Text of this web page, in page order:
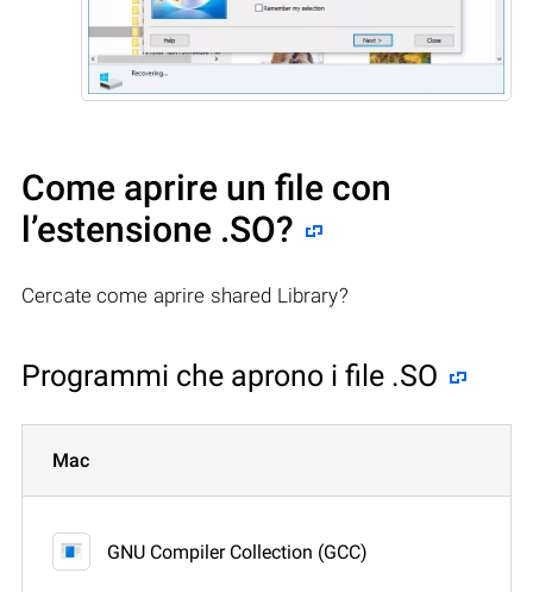
Come aprire un file con
l’estensione .SO?
Cercate come aprire shared Library?
Programmi che aprono i file .SO
Mac
GNU Compiler Collection (GCC)